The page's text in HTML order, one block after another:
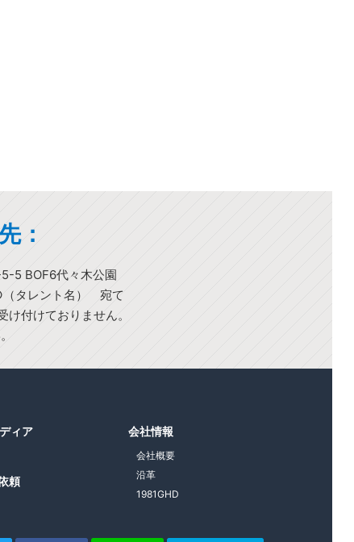
：
5 BOF6代々木公園
タレント名） 宛て
付けておりません。
ィア
頼
会社情報
会社概要
沿革
1981GHD